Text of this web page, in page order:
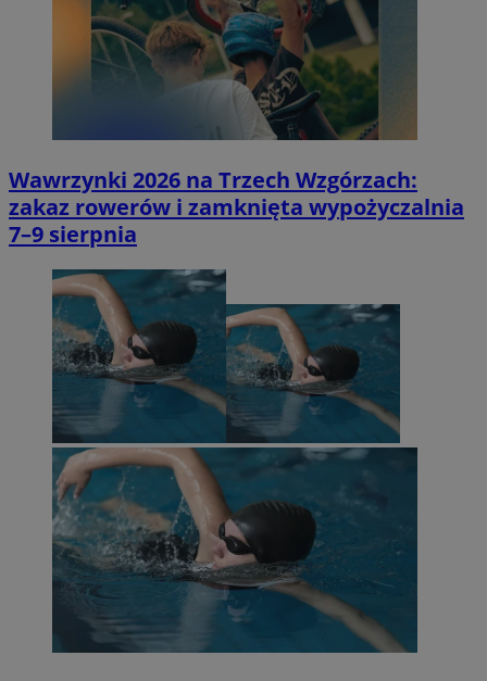
Wawrzynki 2026 na Trzech Wzgórzach:
zakaz rowerów i zamknięta wypożyczalnia
7–9 sierpnia